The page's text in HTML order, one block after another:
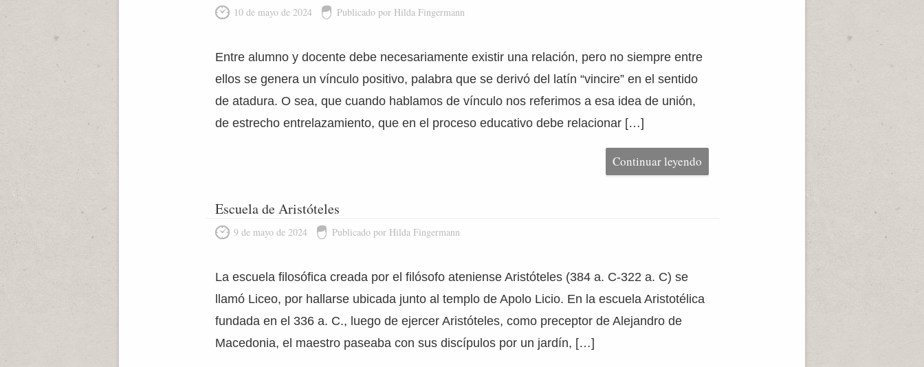
10 de mayo de 2024 Publicado por Hilda Fingermann
Entre alumno y docente debe necesariamente existir una relación, pero no siempre entre
ellos se genera un vínculo positivo, palabra que se derivó del latín “vincire” en el sentido
de atadura. O sea, que cuando hablamos de vínculo nos referimos a esa idea de unión,
de estrecho entrelazamiento, que en el proceso educativo debe relacionar […]
Continuar leyendo
Escuela de Aristóteles
9 de mayo de 2024 Publicado por Hilda Fingermann
La escuela filosófica creada por el filósofo ateniense Aristóteles (384 a. C-322 a. C) se
llamó Liceo, por hallarse ubicada junto al templo de Apolo Licio. En la escuela Aristotélica
fundada en el 336 a. C., luego de ejercer Aristóteles, como preceptor de Alejandro de
Macedonia, el maestro paseaba con sus discípulos por un jardín, […]